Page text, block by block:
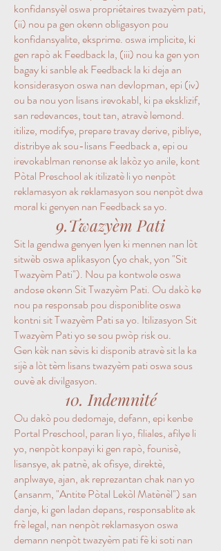
konfidansyèl oswa propriétaires twazyèm pati,
(ii) nou pa gen okenn obligasyon pou
konfidansyalite, eksprime. oswa implicite, ki
gen rapò ak Feedback la, (iii) nou ka gen yon
bagay ki sanble ak Feedback la ki deja an
konsiderasyon oswa nan devlopman, epi (iv)
ou ba nou yon lisans irevokabl, ki pa eksklizif,
san redevances, tout tan, atravè lemond.
itilize, modifye, prepare travay derive, pibliye,
distribye ak sou-lisans Feedback a, epi ou
irevokablman renonse ak lakòz yo anile, kont
Pòtal Preschool ak itilizatè li yo nenpòt
reklamasyon ak reklamasyon sou nenpòt dwa
moral ki genyen nan Feedback sa yo.
9.Twazyèm Pati
Sit la gendwa genyen lyen ki mennen nan lòt
sitwèb oswa aplikasyon (yo chak, yon "Sit
Twazyèm Pati"). Nou pa kontwole oswa
andose okenn Sit Twazyèm Pati. Ou dakò ke
nou pa responsab pou disponiblite oswa
kontni sit Twazyèm Pati sa yo. Itilizasyon Sit
Twazyèm Pati yo se sou pwòp risk ou.
Gen kèk nan sèvis ki disponib atravè sit la ka
sijè a lòt tèm lisans twazyèm pati oswa sous
ouvè ak divilgasyon.
10. Indemnité
Ou dakò pou dedomaje, defann, epi kenbe
Portal Preschool, paran li yo, filiales, afilye li
yo, nenpòt konpayi ki gen rapò, founisè,
lisansye, ak patnè, ak ofisye, direktè,
anplwaye, ajan, ak reprezantan chak nan yo
(ansanm, "Antite Pòtal Lekòl Matènèl") san
danje, ki gen ladan depans, responsablite ak
frè legal, nan nenpòt reklamasyon oswa
demann nenpòt twazyèm pati fè ki soti nan